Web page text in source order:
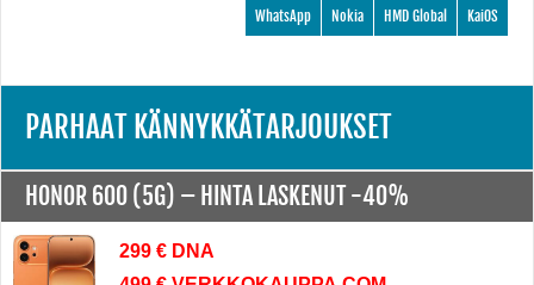
KaiOS
HMD Global
Nokia
WhatsApp
PARHAAT KÄNNYKKÄTARJOUKSET
HONOR 600 (5G) – HINTA LASKENUT -40%
299 € DNA